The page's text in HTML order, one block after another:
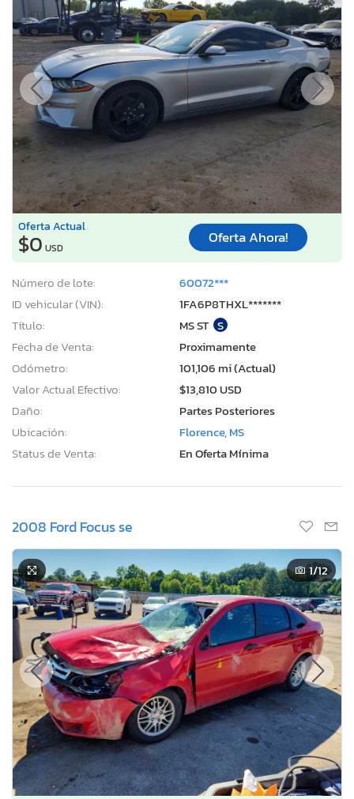
Oferta Actual
$0 USD
Oferta Ahora!
Número de lote:
60072***
ID vehicular (VIN):
1FA6P8THXL*******
Título:
MS ST S
Fecha de Venta:
Proximamente
Odómetro:
101,106 mi (Actual)
Valor Actual Efectivo:
$13,810 USD
Daño:
Partes Posteriores
Ubicación:
Florence, MS
Status de Venta:
En Oferta Mínima
2008 Ford Focus se
1/12